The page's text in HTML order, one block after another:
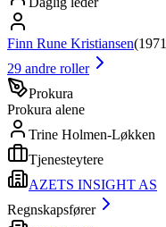
Finn Rune Kristiansen(1971
29 andre roller
Prokura
Prokura alene
Trine Holmen-Løkken
Tjenesteytere
AZETS INSIGHT AS
Regnskapsfører